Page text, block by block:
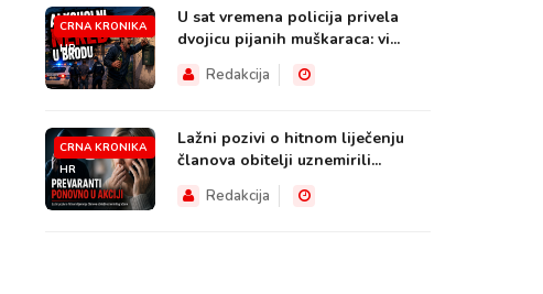
CRNA KRONIKA
HR
U sat vremena policija privela
dvojicu pijanih muškaraca: vi...
Redakcija
CRNA KRONIKA
HR
Lažni pozivi o hitnom liječenju
članova obitelji uznemirili...
Redakcija